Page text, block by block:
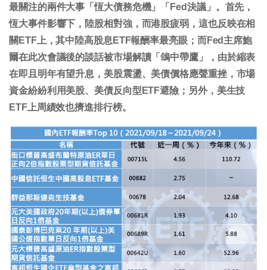
最關注的兩件大事「恆大債務危機」「Fed決議」。首先，
恆大事件影響下，陸股相對強，而港股疲弱，這也反映在相
關ETF上，其中陸高股息ETF報酬率最亮眼；而Fed主席鮑
爾在此次會議後的談話被市場解讀「鴿中帶鷹」，由於縮表
在即且明年有望升息，美股震盪、美債價格應聲重挫，市場
資金紛紛利用美股、美債反向型ETF避險；另外，美生技
ETF上周績效也擠進排行榜。